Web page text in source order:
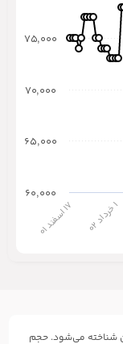
۱
۷
ا
س
ف
ن
د
۰
۱ ۱
خ
ر
د
ا
د
۰
۲
۶۰,۰۰۰
۶۵,۰۰۰
۷۰,۰۰۰
۷۵,۰۰۰
شناخته می‌شود. حجم